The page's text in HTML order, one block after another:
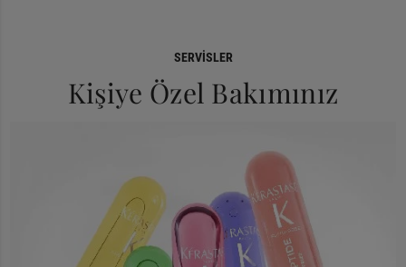
SERVISLER
Kişiye Özel Bakımınız